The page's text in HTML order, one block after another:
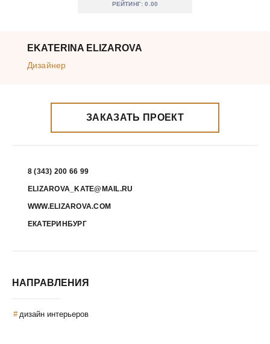
РЕЙТИНГ: 0.00
EKATERINA ELIZAROVA
Дизайнер
ЗАКАЗАТЬ ПРОЕКТ
8 (343) 200 66 99
ELIZAROVA_KATE@MAIL.RU
WWW.ELIZAROVA.COM
ЕКАТЕРИНБУРГ
НАПРАВЛЕНИЯ
дизайн интерьеров